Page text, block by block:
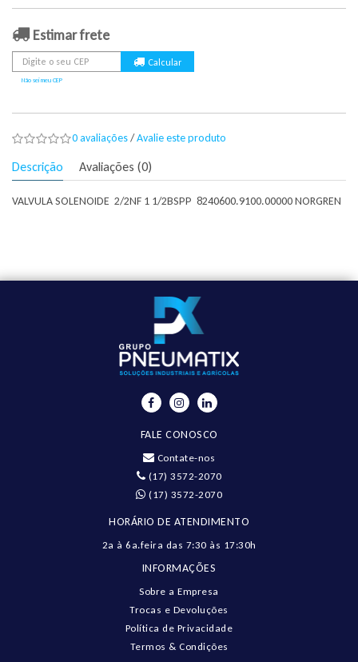
Estimar frete
Não sei meu CEP
0 avaliações/Avalie este produto
Descrição Avaliações (0)
VALVULA SOLENOIDE 2/2NF 1 1/2BSPP 8240600.9100.00000 NORGREN
FALE CONOSCO
Contate-nos
(17) 3572-2070
(17) 3572-2070
HORÁRIO DE ATENDIMENTO
2a à 6a.feira das 7:30 às 17:30h
INFORMAÇÕES
Sobre a Empresa
Trocas e Devoluções
Política de Privacidade
Termos & Condições